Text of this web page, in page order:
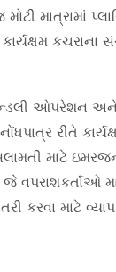
માત્રામાં
કચરાના
ઓપરેશન અને
રીતે
માટે
કરવા માટે